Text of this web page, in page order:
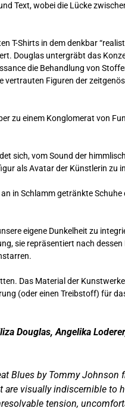
Text, wobei die Lücke
T-Shirts in dem denkbar
Douglas untergräbt das
die Behandlung von
vertrauten Figuren der
zu einem Konglomerat von
sich, vom Sound der
als Avatar der Künstlerin zu
in Schlamm getränkte Schuhe
eigene Dunkelheit zu
sie repräsentiert nach dessen
Das Material der
(oder einen Treibstoff) für
Douglas, Angelika
Blues by Tommy Johnson
visually indiscernible to
tension,